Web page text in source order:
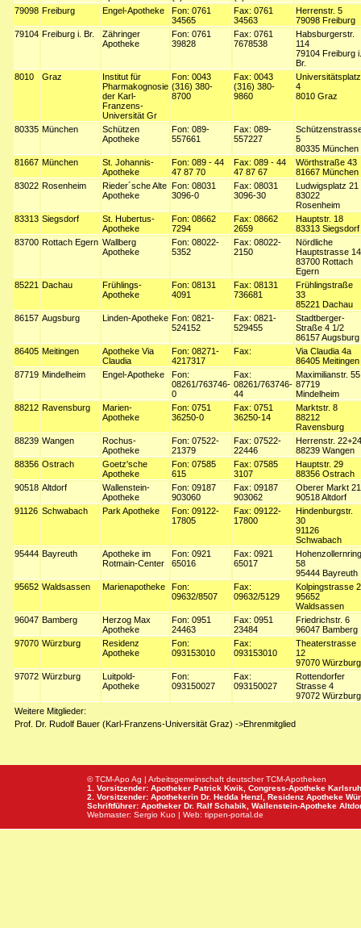
79098 Freiburg Engel-Apotheke
Fon: 0761
34565
Fax: 0761
34563
Herrenstr. 5
79098 Freiburg
79104 Freiburg i. Br.
Zähringer
Apotheke
Fon: 0761
39828
Fax: 0761
7678538
Habsburgerstr.
114
79104 Freiburg i.
Br.
8010
Graz
Institut für
Pharmakognosie
der Karl-
Franzens-
Universität Gr
Fon: 0043
(316) 380-
8700
Fax: 0043
(316) 380-
9860
Universitätsplatz
4
8010 Graz
80335 München
Schützen
Apotheke
Fon: 089-
557661
Fax: 089-
557227
5
80335 München
81667 München
St. Johannis-
Apotheke
Fon: 089 - 44
47 87 70
Fax: 089 - 44
47 87 67
Wörthstraße 43
81667 München
83022 Rosenheim
Rieder´sche Alte
Apotheke
Fon: 08031
3096-0
Fax: 08031
3096-30
Ludwigsplatz 21
83022
Rosenheim
83313 Siegsdorf
St. Hubertus-
Apotheke
Fon: 08662
7294
Fax: 08662
2659
Hauptstr. 18
83313 Siegsdorf
83700 Rottach Egern Wallberg
Apotheke
Fon: 08022-
5352
Fax: 08022-
2150
Nördliche
Hauptstrasse 14
83700 Rottach
Egern
85221 Dachau
Frühlings-
Apotheke
Fon: 08131
4091
Fax: 08131
736681
Frühlingstraße
33
85221 Dachau
86157 Augsburg Linden-Apotheke Fon: 0821-
524152
Fax: 0821-
529455
Stadtberger-
Straße 4 1/2
86157 Augsburg
86405 Meitingen
Apotheke Via
Claudia
Fon: 08271-
4217317
Fax:
Via Claudia 4a
86405 Meitingen
87719 Mindelheim Engel-Apotheke
Fon:
08261/763746-
0
Fax:
08261/763746-
44
Maximilianstr. 55
87719
Mindelheim
88212 Ravensburg
Marien-
Apotheke
Fon: 0751
36250-0
Fax: 0751
36250-14
Marktstr. 8
88212
Ravensburg
88239 Wangen
Rochus-
Apotheke
Fon: 07522-
21379
Fax: 07522-
22446
Herrenstr. 22+24
88239 Wangen
88356 Ostrach
Goetz'sche
Apotheke
Fon: 07585
615
Fax: 07585
3107
Hauptstr. 29
88356 Ostrach
90518 Altdorf
Wallenstein-
Apotheke
Fon: 09187
903060
Fax: 09187
903062
Oberer Markt 21
90518 Altdorf
91126 Schwabach Park Apotheke
Fon: 09122-
17805
Fax: 09122-
17800
Hindenburgstr.
30
91126
Schwabach
95444 Bayreuth
Apotheke im
Rotmain-Center
Fon: 0921
65016
Fax: 0921
65017
Hohenzollernring
58
95444 Bayreuth
95652 Waldsassen Marienapotheke
Fon:
09632/8507
Fax:
09632/5129
Kolpingstrasse 2
95652
Waldsassen
96047 Bamberg
Herzog Max
Apotheke
Fon: 0951
24463
Fax: 0951
23484
Friedrichstr. 6
96047 Bamberg
97070 Würzburg
Residenz
Apotheke
Fon:
093153010
Fax:
093153010
Theaterstrasse
12
97070 Würzburg
97072 Würzburg
Luitpold-
Apotheke
Fon:
093150027
Fax:
093150027
Rottendorfer
Strasse 4
97072 Würzburg
Weitere Mitglieder:
Prof. Dr. Rudolf Bauer (Karl-Franzens-Universität Graz) ->Ehrenmitglied
© TCM-Apo Ag | Arbeitsgemeinschaft deutscher TCM-Apotheken
1. Vorsitzender: Apotheker Patrick Kwik, Congress-Apotheke
2. Vorsitzender: Apothekerin Dr. Hedda Henzl, Residenz Apotheke
Schriftführer: Apotheker Dr. Ralf Schabik, Wallenstein-Apotheke
Webmaster: Sergio Kuo | Web: tippen-portal.de